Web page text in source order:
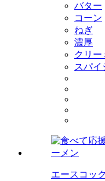
バター
コーン
ねぎ
濃厚
クリー
スパイ
エースコック